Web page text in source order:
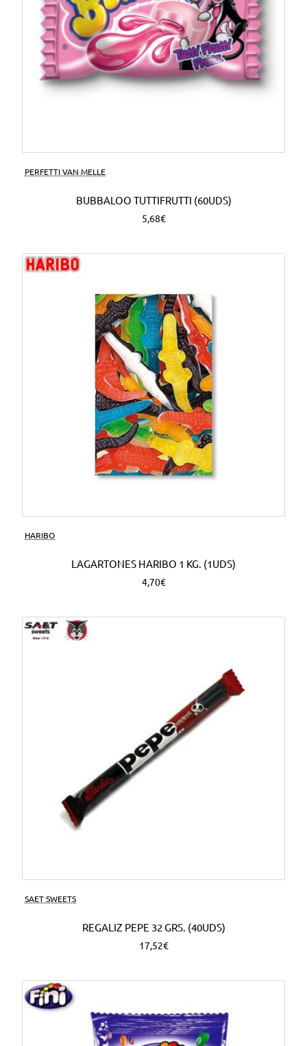
PERFETTI VAN MELLE
BUBBALOO TUTTIFRUTTI (60UDS)
5,68€
HARIBO
LAGARTONES HARIBO 1 KG. (1UDS)
4,70€
SAET SWEETS
REGALIZ PEPE 32 GRS. (40UDS)
17,52€